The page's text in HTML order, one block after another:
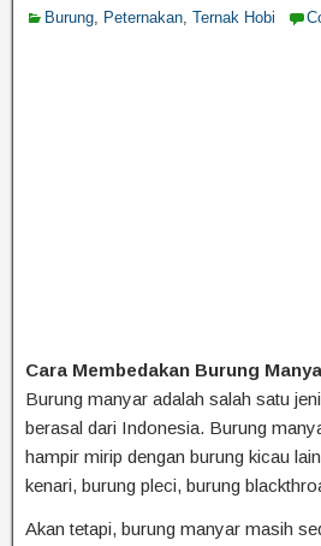
Burung, Peternakan, Ternak Hobi
Cara Membedakan Burung
Burung manyar adalah salah satu
berasal dari Indonesia. Burung
hampir mirip dengan burung kicau
kenari, burung pleci, burung
Akan tetapi, burung manyar masih